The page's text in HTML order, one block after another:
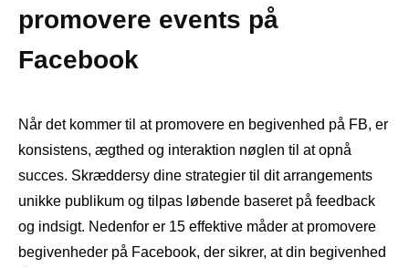
promovere events på
Facebook
Når det kommer til at promovere en begivenhed på FB, er
konsistens, ægthed og interaktion nøglen til at opnå
succes. Skræddersy dine strategier til dit arrangements
unikke publikum og tilpas løbende baseret på feedback
og indsigt. Nedenfor er 15 effektive måder at promovere
begivenheder på Facebook, der sikrer, at din begivenhed